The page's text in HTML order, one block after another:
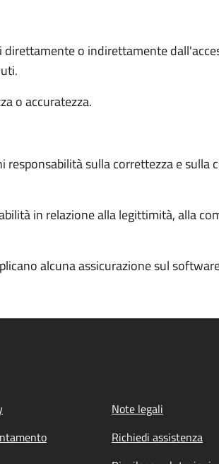
o indirettamente
o accuratezza.
sulla correttezza e sulla
in relazione alla legittimità, alla
alcuna assicurazione sul
Note legali
Richiedi assistenza